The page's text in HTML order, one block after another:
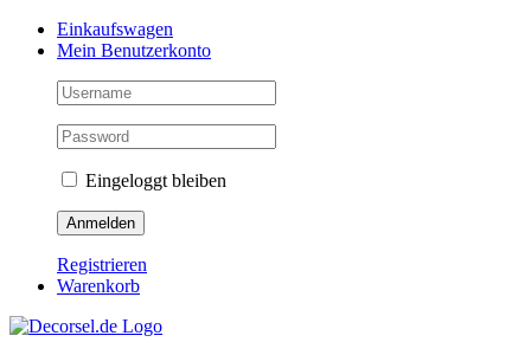
Zum
Inhalt
Facebook
Instagram
PinterestEinkaufswagen
Mein Benutzerkonto
Eingeloggt bleiben
Registrieren
Warenkorb